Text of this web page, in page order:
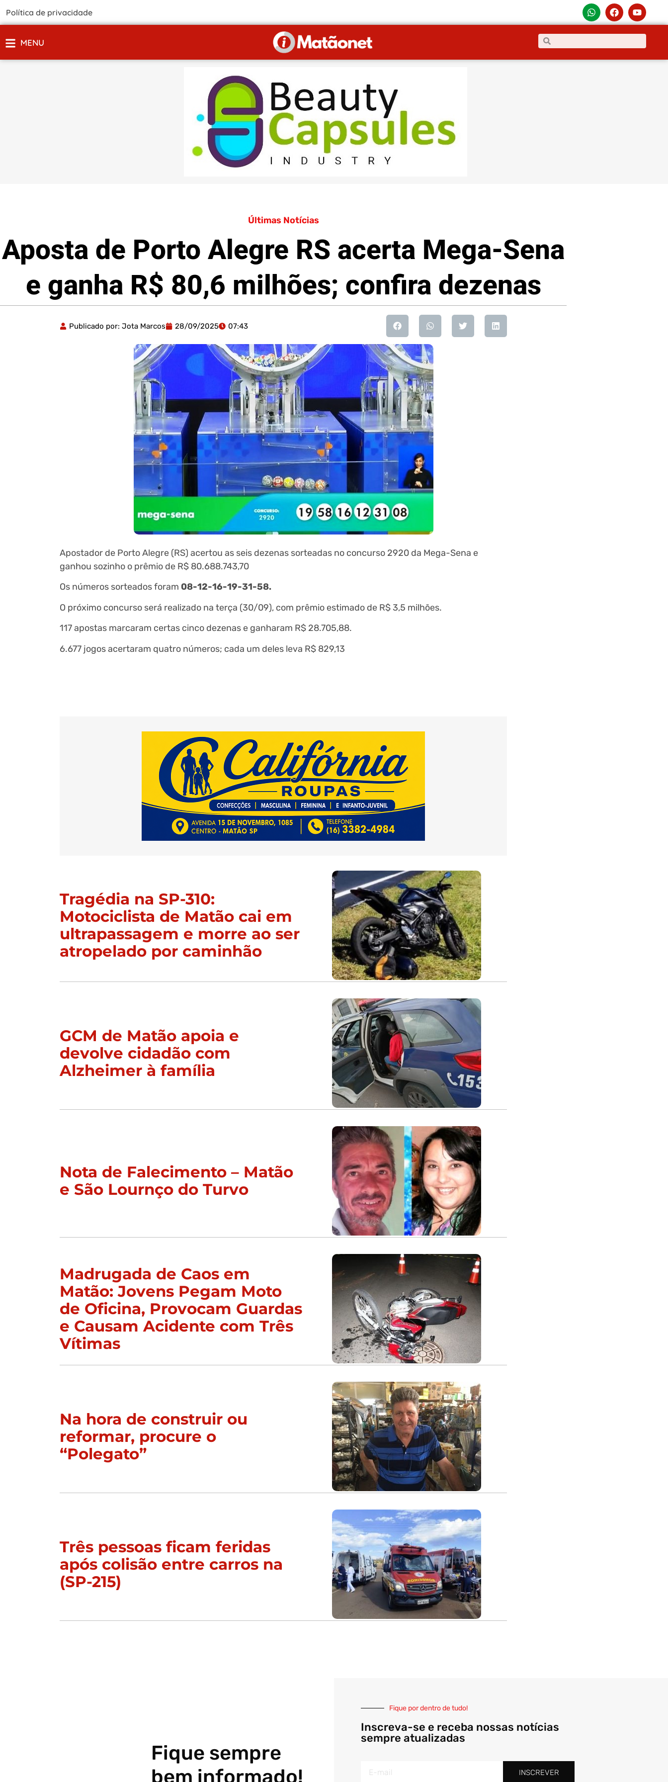
Política de privacidade
MENU
Últimas Notícias
Aposta de Porto Alegre RS acerta Mega-Sena
e ganha R$ 80,6 milhões; confira dezenas
Publicado por: Jota Marcos 28/09/2025 07:43
Apostador de Porto Alegre (RS) acertou as seis dezenas sorteadas no concurso 2920 da Mega-Sena e
ganhou sozinho o prêmio de R$ 80.688.743,70
Os números sorteados foram 08-12-16-19-31-58.
O próximo concurso será realizado na terça (30/09), com prêmio estimado de R$ 3,5 milhões.
117 apostas marcaram certas cinco dezenas e ganharam R$ 28.705,88.
6.677 jogos acertaram quatro números; cada um deles leva R$ 829,13
Tragédia na SP-310:
Motociclista de Matão cai em
ultrapassagem e morre ao ser
atropelado por caminhão
GCM de Matão apoia e
devolve cidadão com
Alzheimer à família
Nota de Falecimento – Matão
e São Lournço do Turvo
Madrugada de Caos em
Matão: Jovens Pegam Moto
de Oficina, Provocam Guardas
e Causam Acidente com Três
Vítimas
Na hora de construir ou
reformar, procure o
“Polegato”
Três pessoas ficam feridas
após colisão entre carros na
(SP-215)
Fique sempre
bem informado!
Fique por dentro de tudo!
Inscreva-se e receba nossas notícias
sempre atualizadas
INSCREVER